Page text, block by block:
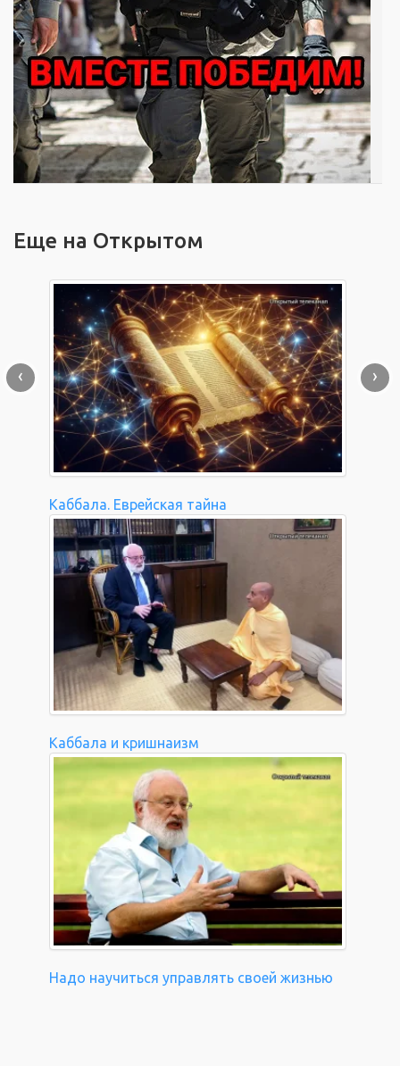
Еще на Открытом
Каббала. Еврейская тайна
Каббала и кришнаизм
Надо научиться управлять своей жизнью
‹ ›